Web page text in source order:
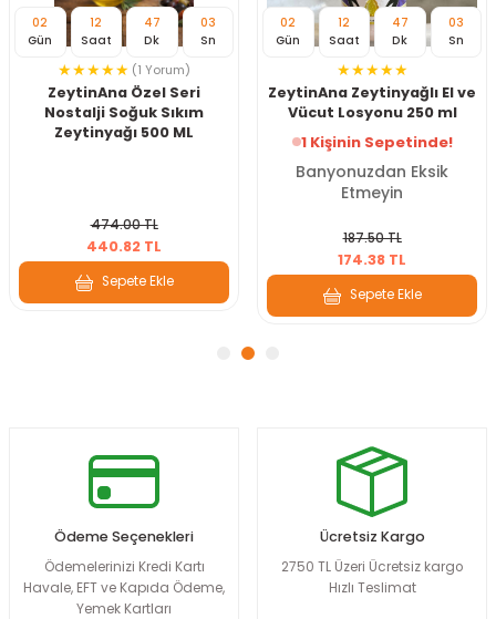
02
Gün
12
Saat
47
Dk
02
Sn
(1 Yorum)
ZeytinAna Özel Seri
Nostalji Soğuk Sıkım
Zeytinyağı 500 ML
474.00 TL
440.82 TL
Sepete Ekle
02
Gün
12
Saat
47
Dk
02
Sn
ZeytinAna Zeytinyağlı El ve
Vücut Losyonu 250 ml
1 Kişinin Sepetinde!
Banyonuzdan Eksik
Etmeyin
187.50 TL
174.38 TL
Sepete Ekle
Ödeme Seçenekleri
Ödemelerinizi Kredi Kartı
Havale, EFT ve Kapıda Ödeme,
Yemek Kartları
Ücretsiz Kargo
2750 TL Üzeri Ücretsiz kargo
Hızlı Teslimat